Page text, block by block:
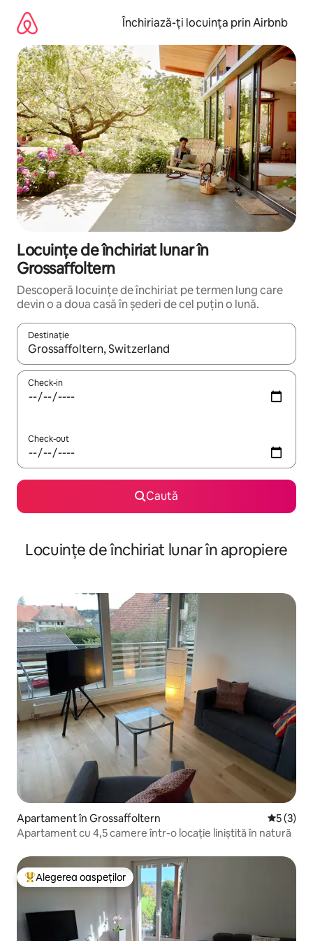
mergi
conținut
Închiriază-ți locuința prin Airbnb
Locuințe de închiriat lunar în
Grossaffoltern
Descoperă locuințe de închiriat pe termen lung care
devin o a doua casă în șederi de cel puțin o lună.
Destinație
Când se încarcă rezultatele, navighează folosind tastele
Check-in
Check-out
Caută
Locuințe de închiriat lunar în apropiere
Apartament în Grossaffoltern Scor
5 (3)
Apartament cu 4,5 camere într-o locație liniștită în natură
Locuință din topul categoriei Alegerea oaspeților
Alegerea oaspeților